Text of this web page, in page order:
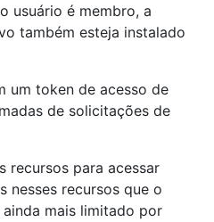
usuário é membro, a
também esteja instalado
um token de acesso de
de solicitações de
recursos para acessar
nesses recursos que o
mais limitado por